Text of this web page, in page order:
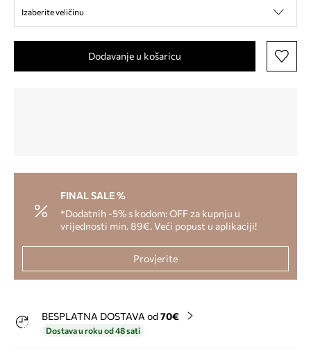
Izaberite veličinu
Dodavanje u košaricu
FINAL SALE %
*Dodatnih -5% s kodom: OFF za kupnju u
vrijednosti min. 89€. Veći popust u aplikaciji!
Provjerite
BESPLATNA DOSTAVA od 70€
Dostava u roku od 48 sati